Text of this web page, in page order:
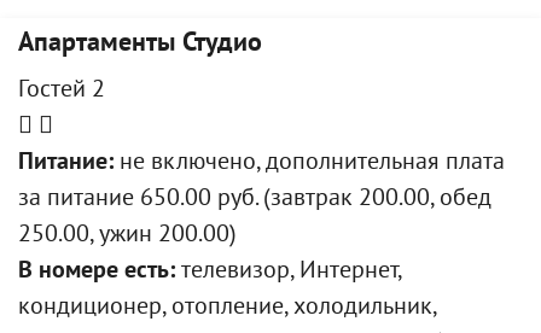
Апартаменты Студио
Гостей 2
Питание: не включено, дополнительная плата
за питание 650.00 руб. (завтрак 200.00, обед
250.00, ужин 200.00)
В номере есть: телевизор, Интернет,
кондиционер, отопление, холодильник,